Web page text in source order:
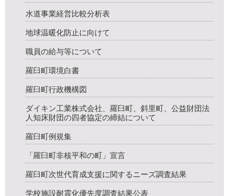
水道事業経営比較分析表
地球温暖化防止に向けて
職員の給与等について
羅臼町環境白書
羅臼町行政機構図
ダイキン工業株式会社、羅臼町、斜里町、公益財団法
人知床財団の四者協定の締結について
羅臼町例規集
「羅臼町非核平和の町」宣言
羅臼町次世代育成支援に関するニーズ調査結果
学校施設耐震化優先度調査結果公表